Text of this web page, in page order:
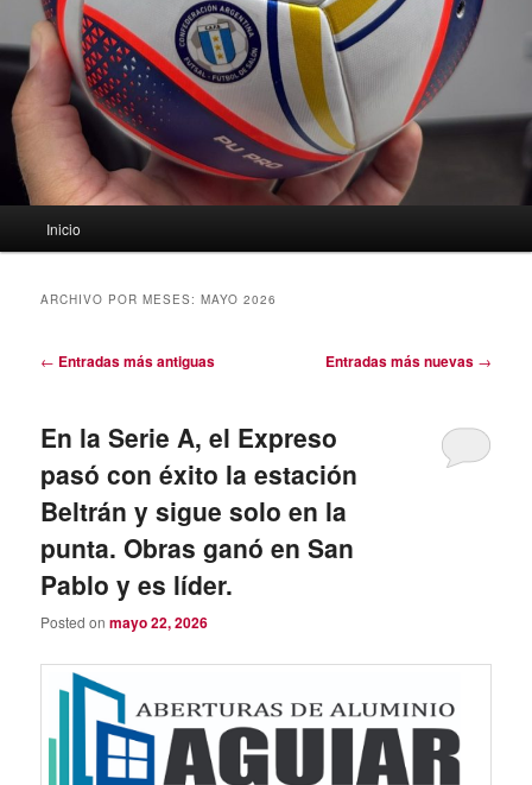
Inicio
ARCHIVO POR MESES:MAYO 2026
Navegación
← Entradas más antiguas Entradas más nuevas →
En la Serie A, el Expreso
pasó con éxito la estación
Beltrán y sigue solo en la
punta. Obras ganó en San
Pablo y es líder.
Posted onmayo 22, 2026